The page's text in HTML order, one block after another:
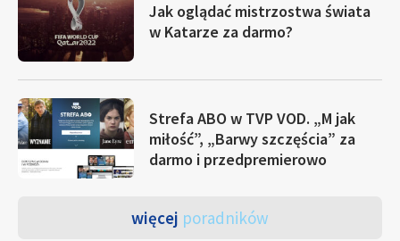
Jak oglądać mistrzostwa świata
w Katarze za darmo?
Strefa ABO w TVP VOD. „M jak
miłość”, „Barwy szczęścia” za
darmo i przedpremierowo
więcej poradników